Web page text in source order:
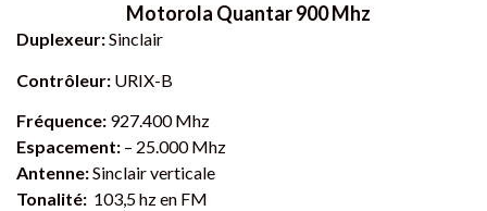
Motorola Quantar 900 Mhz
Duplexeur:Sinclair
Contrôleur: URIX-B
Fréquence: 927.400 Mhz
Espacement: – 25.000 Mhz
Antenne:Sinclair verticale
Tonalité: 103,5 hz en FM